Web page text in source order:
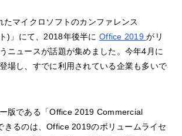
たマイクロソフトのカンファレンス
)」にて、2018年後半に Office 2019がリ
ニュースが話題が集めました。今年4月に
場し、すでに利用されている企業も多いで
版である「Office 2019 Commercial
きるのは、Office 2019のボリュームライセ